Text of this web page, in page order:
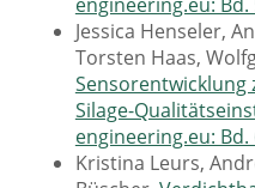
Jessica Henseler,
Torsten Haas,
Silage-
engineering.eu: Bd.
Kristina Leurs,